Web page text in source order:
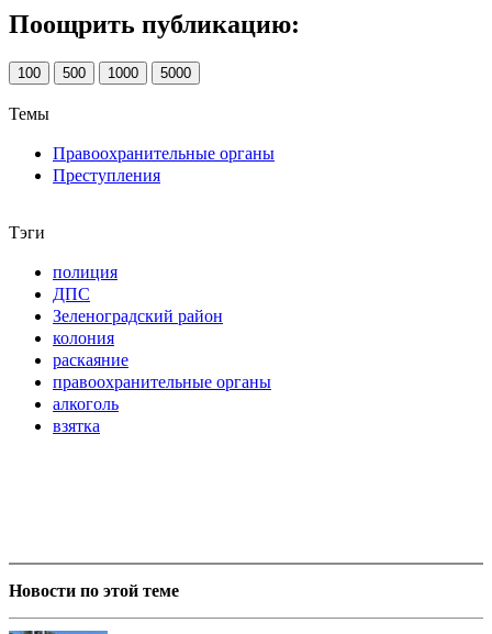
Поощрить публикацию:
100 500 1000 5000
Темы
Правоохранительные органы
Преступления
Тэги
полиция
ДПС
Зеленоградский район
колония
раскаяние
правоохранительные органы
алкоголь
взятка
Новости по этой теме